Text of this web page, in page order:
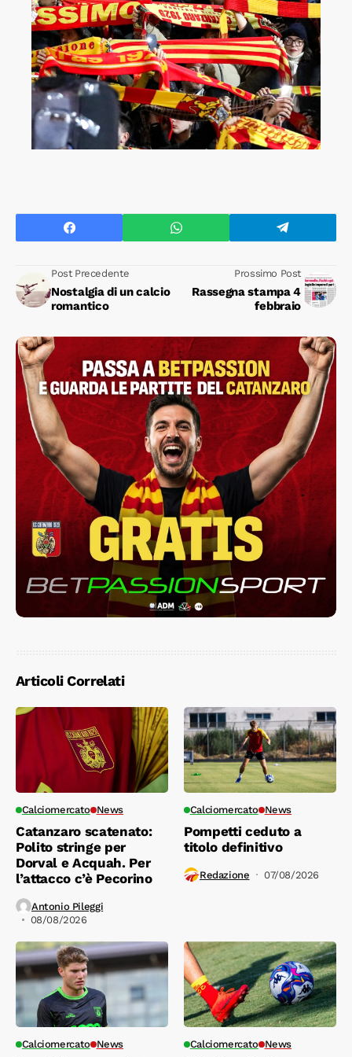
Post Precedente
Nostalgia di un calcio
romantico
Prossimo Post
Rassegna stampa 4
febbraio
Articoli Correlati
Calciomercato News
Catanzaro scatenato:
Polito stringe per
Dorval e Acquah. Per
l’attacco c’è Pecorino
Antonio Pileggi
08/08/2026
Calciomercato News
Pompetti ceduto a
titolo definitivo
Redazione 07/08/2026
Calciomercato News Calciomercato News